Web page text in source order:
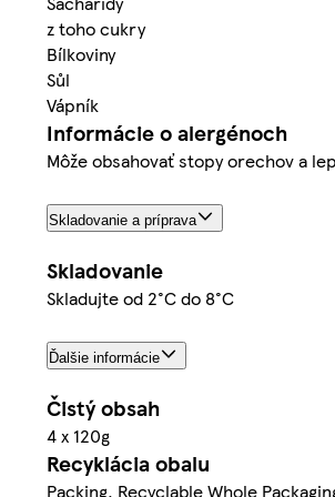
z toho cukry
Bílkoviny
Sůl
Vápník
Informácie o alergénoch
Môže obsahovať stopy orechov a
Skladovanie a príprava
Skladovanie
Skladujte od 2°C do 8°C
Ďalšie informácie
Čistý obsah
4 x 120g
Recyklácia obalu
Packing. Recyclable Whole